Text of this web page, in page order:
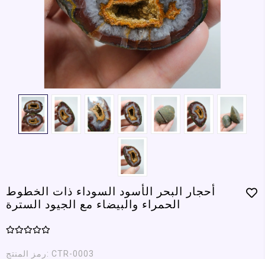
أحجار البحر الأسود السوداء ذات الخطوط
الحمراء والبيضاء مع الجيود السترة
رمز المنتج: CTR-0003